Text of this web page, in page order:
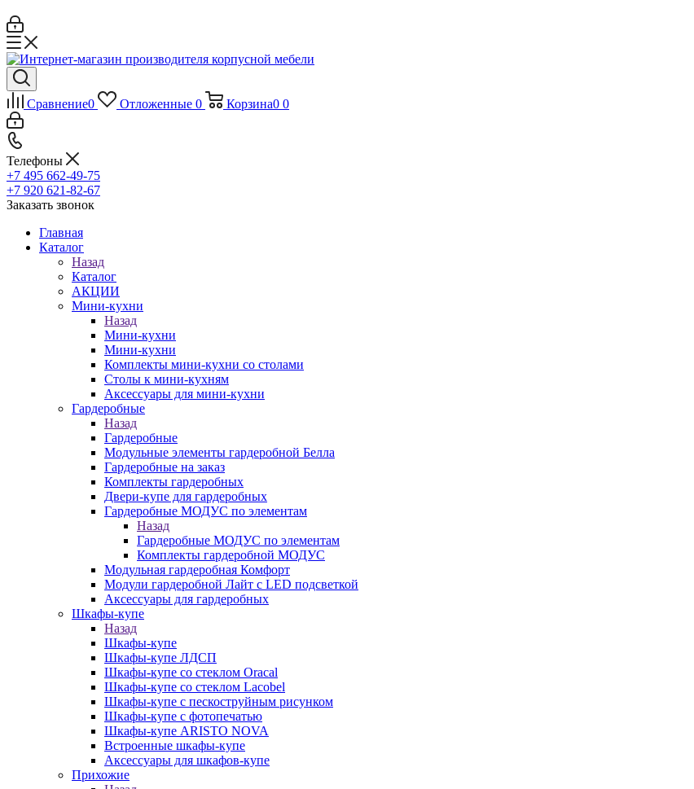
Сравнение0 Отложенные 0 Корзина0 0
Телефоны
+7 495 662-49-75
+7 920 621-82-67
Заказать звонок
Главная
Каталог
Назад
Каталог
АКЦИИ
Мини-кухни
Назад
Мини-кухни
Мини-кухни
Комплекты мини-кухни со столами
Столы к мини-кухням
Аксессуары для мини-кухни
Гардеробные
Назад
Гардеробные
Модульные элементы гардеробной Белла
Гардеробные на заказ
Комплекты гардеробных
Двери-купе для гардеробных
Гардеробные МОДУС по элементам
Назад
Гардеробные МОДУС по элементам
Комплекты гардеробной МОДУС
Модульная гардеробная Комфорт
Модули гардеробной Лайт с LED подсветкой
Аксессуары для гардеробных
Шкафы-купе
Назад
Шкафы-купе
Шкафы-купе ЛДСП
Шкафы-купе со стеклом Oracal
Шкафы-купе со стеклом Lacobel
Шкафы-купе с пескоструйным рисунком
Шкафы-купе с фотопечатью
Шкафы-купе ARISTO NOVA
Встроенные шкафы-купе
Аксессуары для шкафов-купе
Прихожие